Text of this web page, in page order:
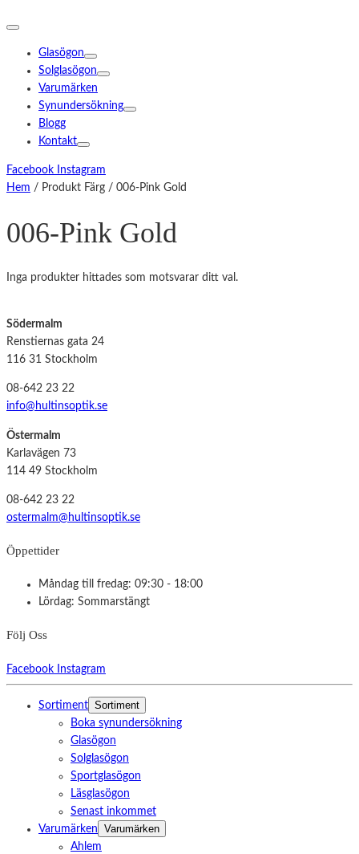
Glasögon
Solglasögon
Varumärken
Synundersökning
Blogg
Kontakt
Facebook
Instagram
Hem / Produkt Färg / 006-Pink Gold
006-Pink Gold
Inga produkter hittades som motsvarar ditt val.
Södermalm
Renstiernas gata 24
116 31 Stockholm
08-642 23 22
info@hultinsoptik.se
Östermalm
Karlavägen 73
114 49 Stockholm
08-642 23 22
ostermalm@hultinsoptik.se
Öppettider
Måndag till fredag: 09:30 - 18:00
Lördag: Sommarstängt
Följ Oss
Facebook Instagram
Sortiment Sortiment
Boka synundersökning
Glasögon
Solglasögon
Sportglasögon
Läsglasögon
Senast inkommet
Varumärken
Varumärken
Ahlem